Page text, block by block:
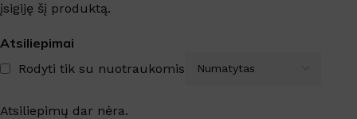
Atsiliepimai
Rodyti tik su nuotraukomis
Atsiliepimų dar nėra.
įsigiję šį produktą.